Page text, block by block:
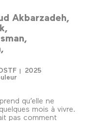
Akbarzadeh
2025
qu’elle ne
mois à vivre.
pas comment